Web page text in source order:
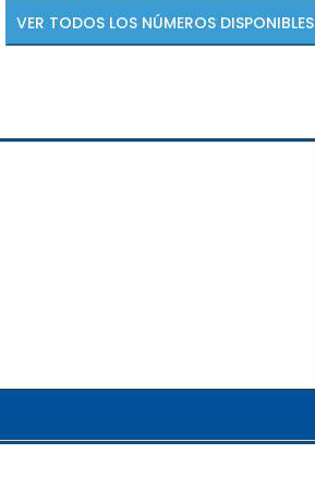
VER TODOS LOS NÚMEROS DISPONIBLES